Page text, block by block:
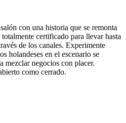
con una historia que se remonta
certificado para llevar hasta
de los canales. Experimente
holandeses en el escenario se
mezclar negocios con placer.
como cerrado.